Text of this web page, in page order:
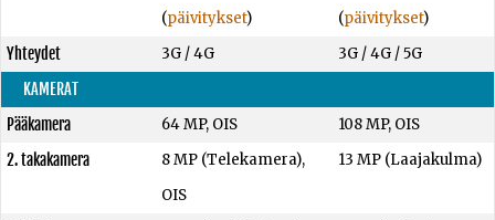
(päivitykset)
(päivitykset)
Yhteydet
3G / 4G
3G / 4G / 5G
KAMERAT
Pääkamera
64 MP, OIS
108 MP, OIS
2. takakamera
8 MP (Telekamera),
OIS
13 MP (Laajakulma)